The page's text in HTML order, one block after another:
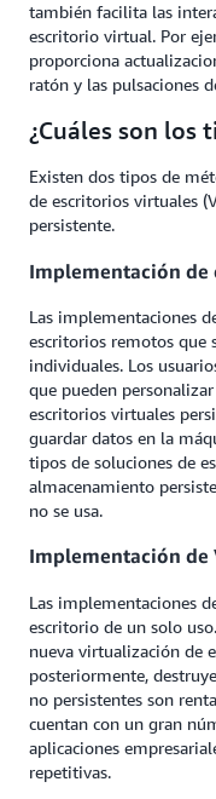
también facilita las
escritorio virtual. Por
proporciona
ratón y las pulsaciones
¿Cuáles son los
Existen dos tipos de
de escritorios virtuales
persistente.
Implementación de
Las implementaciones
escritorios remotos que
individuales. Los
que pueden
escritorios virtuales
guardar datos en la
tipos de soluciones de
almacenamiento
no se usa.
Implementación de
Las implementaciones
escritorio de un solo
nueva virtualización de
posteriormente,
no persistentes son
cuentan con un gran
aplicaciones
repetitivas.